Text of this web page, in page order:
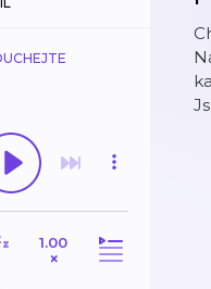
1.00
×